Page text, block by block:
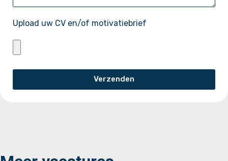
Upload uw CV en/of motivatiebrief
Verzenden